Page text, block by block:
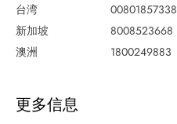
台湾
00801857338
新加坡
8008523668
澳洲
1800249883
更多信息